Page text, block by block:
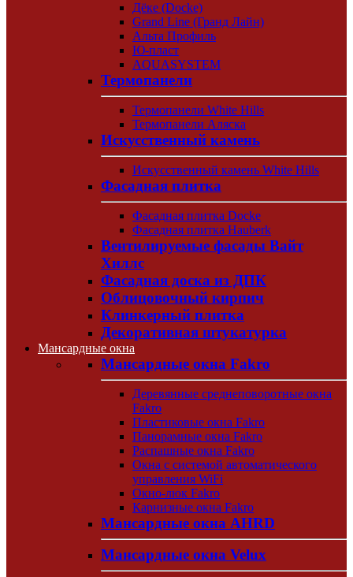
Дёке (Docke)
Grand Line (Гранд Лайн)
Альта Профиль
Ю-пласт
AQUASYSTEM
Термопанели
Термопанели White Hills
Термопанели Аляска
Искусственный камень
Искусственный камень White Hills
Фасадная плитка
Фасадная плитка Docke
Фасадная плитка Hauberk
Вентилируемые фасады Вайт
Хиллс
Фасадная доска из ДПК
Облицовочный кирпич
Клинкерный плитка
Декоративная штукатурка
Мансардные окна
Мансардные окна Fakro
Деревянные среднеповоротные окна
Fakro
Пластиковые окна Fakro
Панорамные окна Fakro
Распашные окна Fakro
Окна с системой автоматического
управления WiFi
Окно-люк Fakro
Карнизные окна Fakro
Мансардные окна AHRD
Мансардные окна Velux